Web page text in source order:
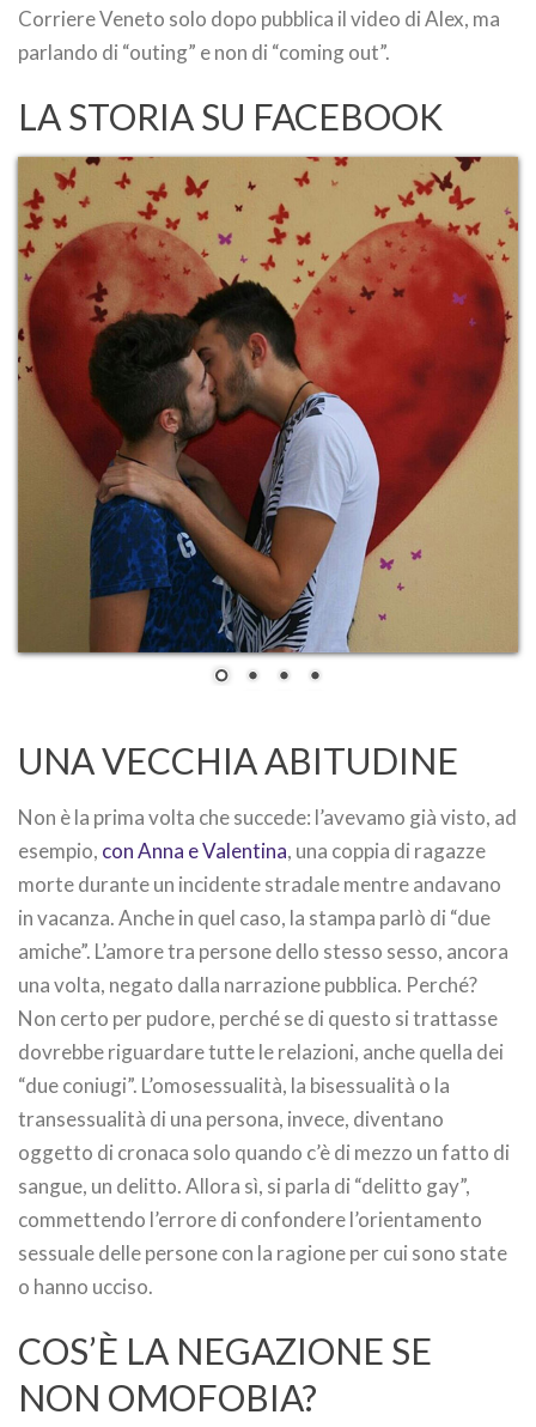
Corriere Veneto solo dopo pubblica il video di Alex, ma
parlando di “outing” e non di “coming out”.
LA STORIA SU FACEBOOK
UNA VECCHIA ABITUDINE
Non è la prima volta che succede: l’avevamo già visto, ad
esempio, con Anna e Valentina, una coppia di ragazze
morte durante un incidente stradale mentre andavano
in vacanza. Anche in quel caso, la stampa parlò di “due
amiche”. L’amore tra persone dello stesso sesso, ancora
una volta, negato dalla narrazione pubblica. Perché?
Non certo per pudore, perché se di questo si trattasse
dovrebbe riguardare tutte le relazioni, anche quella dei
“due coniugi”. L’omosessualità, la bisessualità o la
transessualità di una persona, invece, diventano
oggetto di cronaca solo quando c’è di mezzo un fatto di
sangue, un delitto. Allora sì, si parla di “delitto gay”,
commettendo l’errore di confondere l’orientamento
sessuale delle persone con la ragione per cui sono state
o hanno ucciso.
COS’È LA NEGAZIONE SE
NON OMOFOBIA?